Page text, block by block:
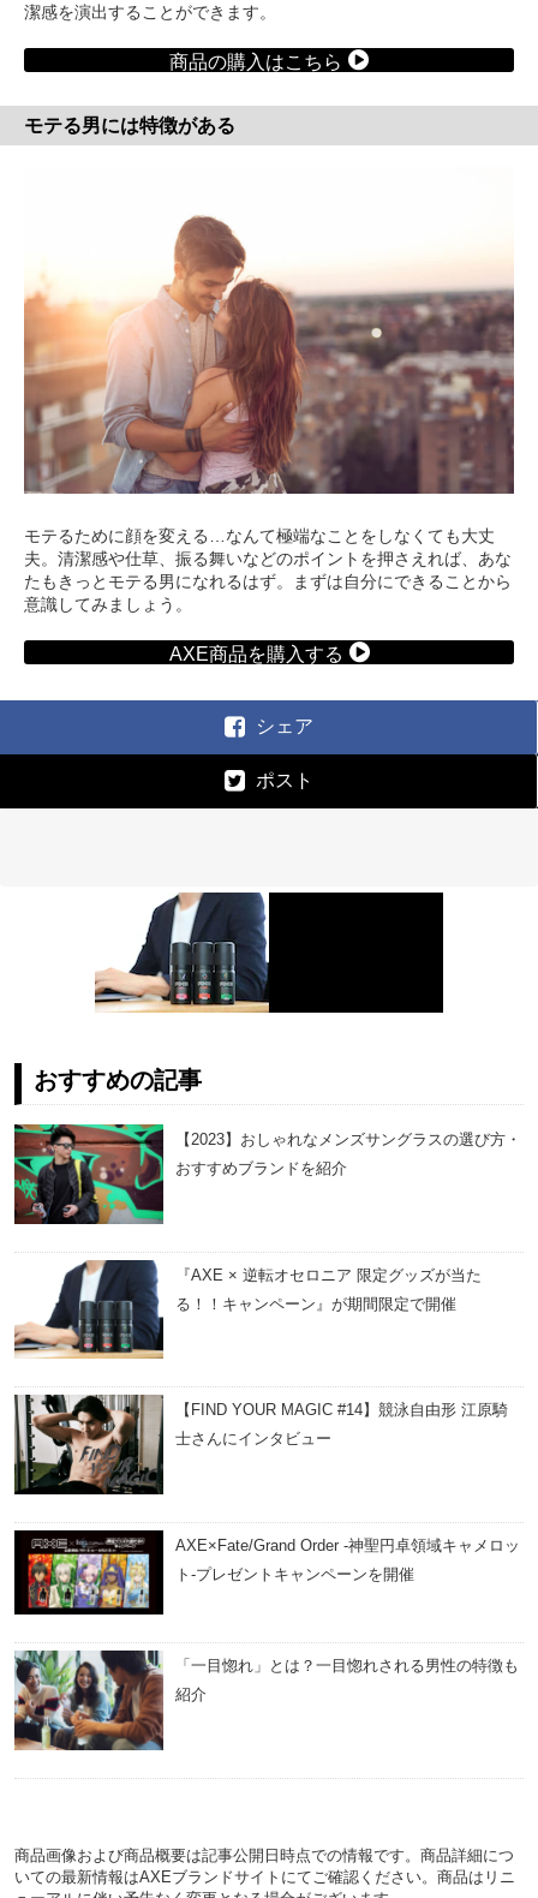
潔感を演出することができます。
商品の購入はこちら
モテる男には特徴がある
モテるために顔を変える…なんて極端なことをしなくても大丈
夫。清潔感や仕草、振る舞いなどのポイントを押さえれば、あな
たもきっとモテる男になれるはず。まずは自分にできることから
意識してみましょう。
AXE商品を購入する
シェア
ポスト
おすすめの記事
【2023】おしゃれなメンズサングラスの選び方・
おすすめブランドを紹介
『AXE × 逆転オセロニア 限定グッズが当た
る！！キャンペーン』が期間限定で開催
【FIND YOUR MAGIC #14】競泳自由形 江原騎
士さんにインタビュー
AXE×Fate/Grand Order -神聖円卓領域キャメロッ
ト-プレゼントキャンペーンを開催
「一目惚れ」とは？一目惚れされる男性の特徴も
紹介
商品画像および商品概要は記事公開日時点での情報です。商品詳細につ
いての最新情報はAXEブランドサイトにてご確認ください。商品はリニ